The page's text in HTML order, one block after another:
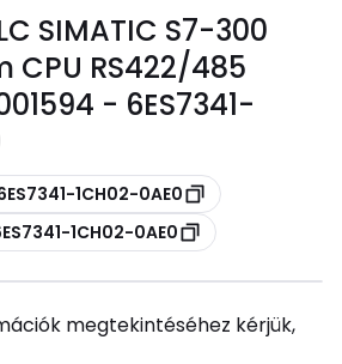
SIMATIC S7-300
CPU RS422/485
- 6ES7341-
1CH02-0AE0
1CH02-0AE0
megtekintéséhez kérjük,